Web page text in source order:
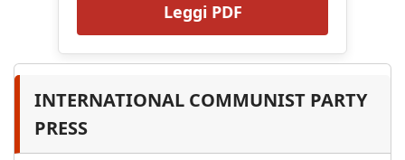
Leggi PDF
INTERNATIONAL COMMUNIST PARTY
PRESS